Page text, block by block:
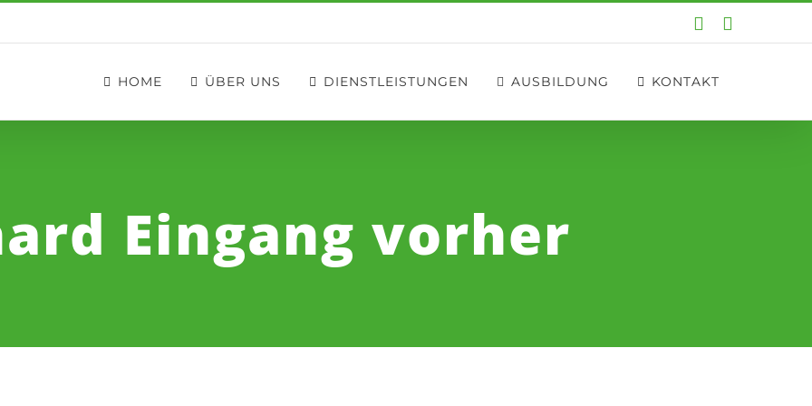
Mail
HOME ÜBER UNS DIENSTLEISTUNGEN AUSBILDUNG KONTAKT
Eingang vorher